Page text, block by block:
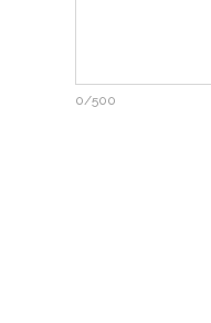
0/500